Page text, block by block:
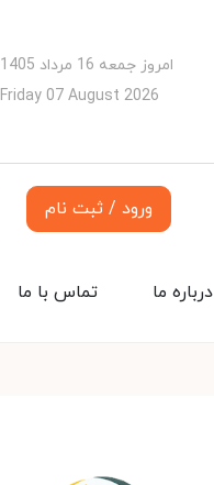
امروز جمعه 16 مرداد 1405
Friday 07 August 2026
ورود / ثبت نام
تماس با ما درباره ما